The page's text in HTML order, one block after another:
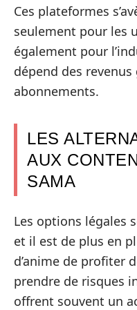
Ces plateformes
seulement pour les
également pour
dépend des revenus
abonnements.
LES
AUX
SAMA
Les options légales
et il est de plus en
d’anime de profiter
prendre de risques
offrent souvent un